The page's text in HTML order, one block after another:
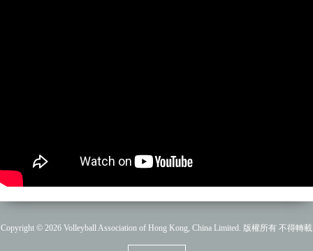
Copyright © 2026 Volleyball Association of Hong Kong, China Limited. 版權所有 不得轉載